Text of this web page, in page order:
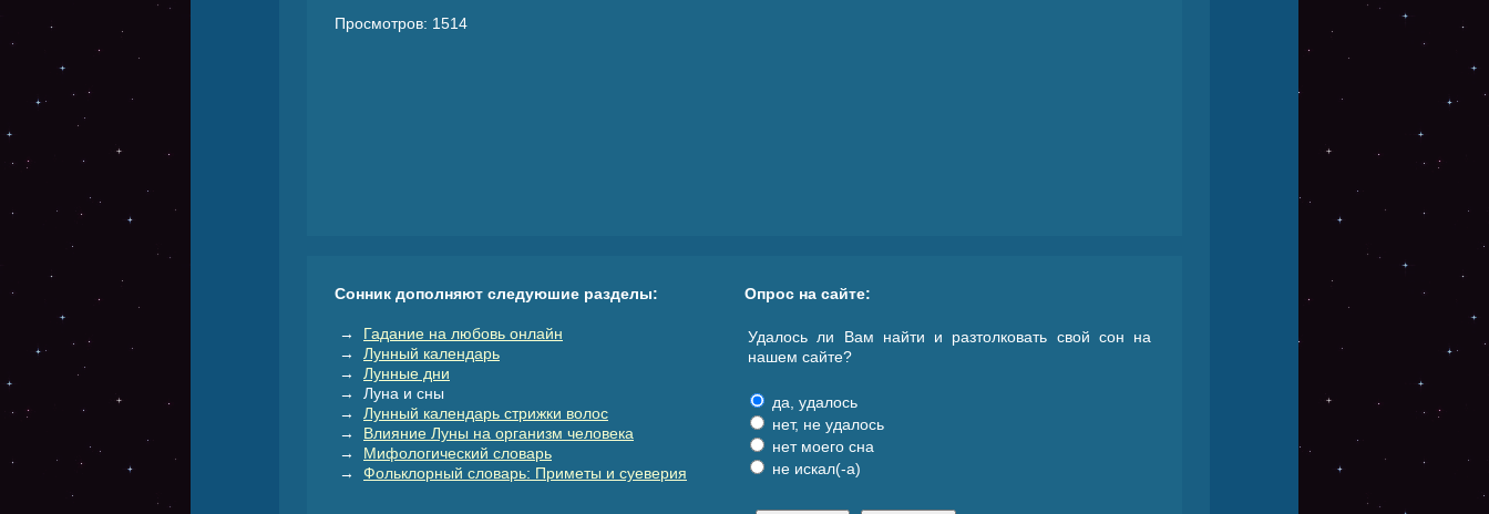
Просмотров: 1514
Сонник дополняют следуюшие разделы:
→ Гадание на любовь онлайн
→ Лунный календарь
→ Лунные дни
→ Луна и сны
→ Лунный календарь стрижки волос
→ Влияние Луны на организм человека
→ Мифологический словарь
→ Фольклорный словарь: Приметы и суеверия
Опрос на сайте:
Удалось ли Вам найти и разтолковать свой сон на
нашем сайте?
да, удалось
нет, не удалось
нет моего сна
не искал(-а)